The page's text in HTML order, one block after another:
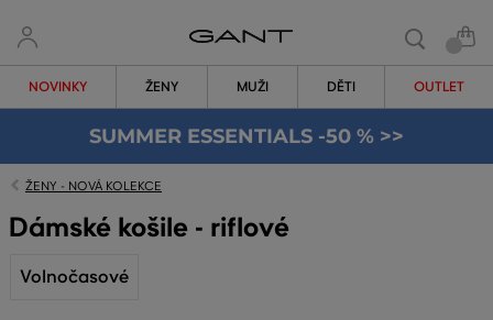
NOVINKY ŽENY MUŽI DĚTI OUTLET
SUMMER ESSENTIALS -50 % >>
ŽENY - NOVÁ KOLEKCE
Dámské košile - riflové
Volnočasové